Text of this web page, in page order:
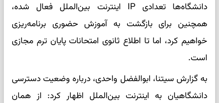
دانشگاه‌ها تعدادی IP اینترنت بین‌الملل فعال شده،
همچنین برای بازگشت به آموزش حضوری برنامه‌ریزی
خواهیم کرد، اما تا اطلاع ثانوی امتحانات پایان ترم مجازی
است.
به گزارش سیتنا، ابوالفضل واحدی، درباره وضعیت دسترسی
دانشگاهیان به اینترنت بین‌الملل اظهار کرد: از همان